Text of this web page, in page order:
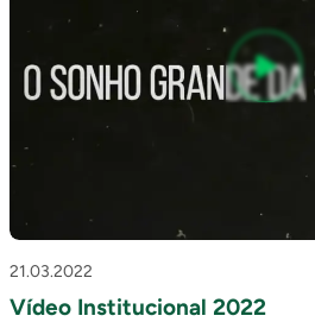
21.03.2022
Vídeo Institucional 2022